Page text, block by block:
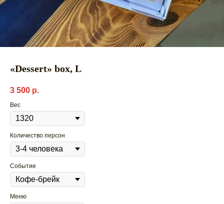
«Dessert» box, L
3 500 р.
Вес
Количество персон
Событие
Меню